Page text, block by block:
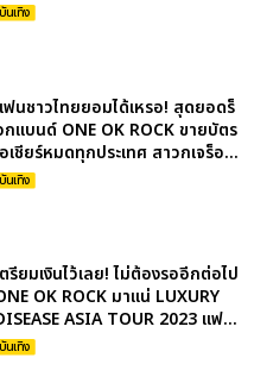
บันเทิง
ฟนชาวไทยยอมได้เหรอ! สุดยอดร็
กแบนด์ ONE OK ROCK ขายบัตร
อเชียร์หมดทุกประเทศ สาวกเจร็อ...
บันเทิง
ตรียมเงินไว้เลย! ไม่ต้องรออีกต่อไป
OK ROCK มาแน่ LUXURY
ASIA TOUR 2023 แฟ...
บันเทิง